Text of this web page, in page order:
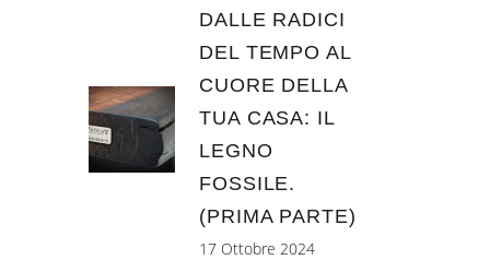
DALLE RADICI
DEL TEMPO AL
CUORE DELLA
TUA CASA: IL
LEGNO
FOSSILE.
(PRIMA PARTE)
17 Ottobre 2024